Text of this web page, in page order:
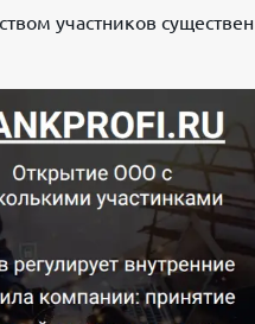
участников